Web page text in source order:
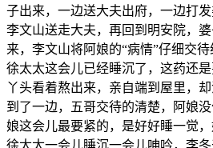
子出来，一边送大夫出府，一边打发
李文山送走大夫，再回到明安院，
来，李文山将阿娘的“病情”仔细交待
徐太太这会儿已经睡沉了，这药还
丫头看着熬出来，亲自端到屋里，
到了一边，五哥交待的清楚，阿娘
娘这会儿最要紧的，是好好睡一觉，
徐太太一会儿睡沉一会儿呻吟，李